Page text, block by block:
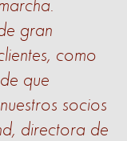
gran
como
que
socios
directora de